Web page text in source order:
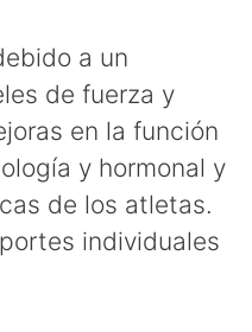
a un
de fuerza y
en la función
y hormonal y
de los atletas.
individuales